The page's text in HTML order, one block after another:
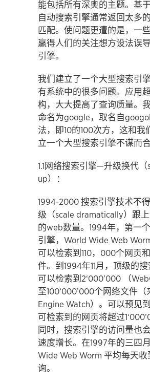
能包括所有深奥的主题。基
自动搜索引擎通常返回太多
匹配。使问题更遭的是，一
赢得人们的关注想方设法误
引擎。
我们建立了一个大型搜索引
有系统中的很多问题。应用
构，大大提高了查询质量。
命名为google，取名自
法，即10的100次方，这和我
立一个大型搜索引擎不谋而合
1.1网络搜索引擎—升级换代（
up）：
1994-2000 搜索引擎技术不
级（scale dramatically）跟
的web数量。1994年，第一
引擎，World Wide Web
可以检索到110，000个网页
件。到1994年11月，顶级的
可以检索到2‘000’000 （
至100‘000’000个网络文件（
Engine Watch）。可以预见
可检索到的网页将超过
同时，搜索引擎的访问量也
速度增长。在1997年的三四
Wide Web Worm 平均每天收
询。